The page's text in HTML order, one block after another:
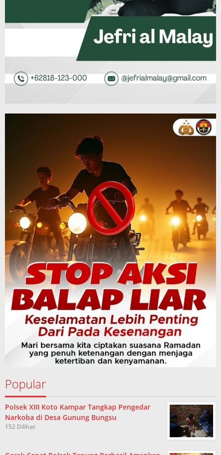
Popular
Polsek XIII Koto Kampar Tangkap Pengedar
Narkoba di Desa Gunung Bungsu
152 Dilihat